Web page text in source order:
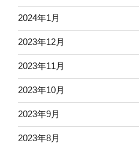
2024年1月
2023年12月
2023年11月
2023年10月
2023年9月
2023年8月